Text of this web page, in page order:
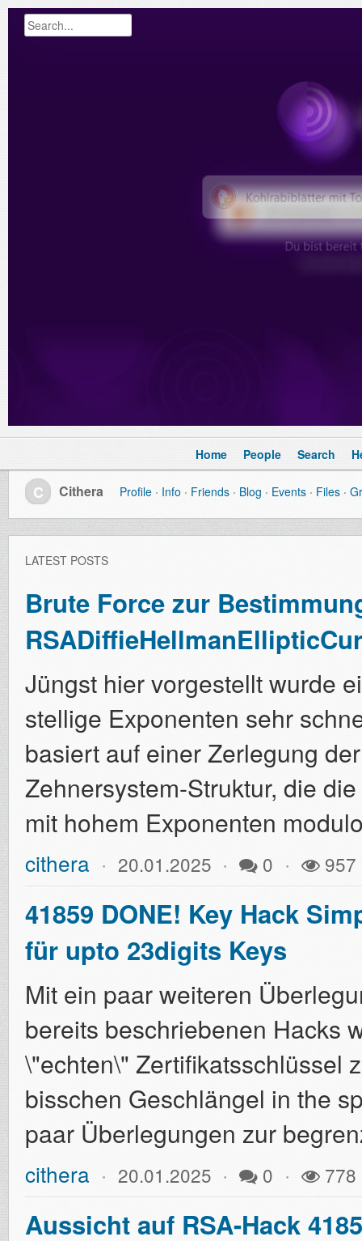
Home People Search
C Cithera Profile Info Friends Blog Events Files
LATEST POSTS
Brute Force zur
Jüngst hier vorgestellt wurde
stellige Exponenten sehr
basiert auf einer Zerlegung
Zehnersystem-Struktur, die
mit hohem Exponenten
cithera 20.01.2025 0 957
41859 DONE! Key Hack
für upto 23digits Keys
Mit ein paar weiteren
bereits beschriebenen Hacks
\"echten\" Zertifikatsschlüssel
bisschen Geschlängel in the
paar Überlegungen zur
cithera 20.01.2025 0 778
Aussicht auf RSA-Hack